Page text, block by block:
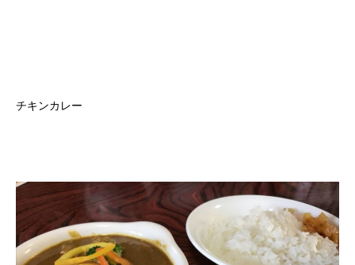
チキンカレー